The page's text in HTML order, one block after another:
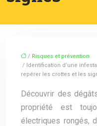
/ Risques et prévention
/ Identification d’une
repérer les crottes et les
Découvrir des
propriété est
électriques rongés,